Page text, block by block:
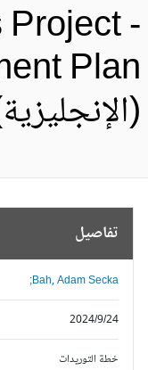
Project
تفاصيل
Bah, Adam Secka;
2024/9/24
خطة التوريدات